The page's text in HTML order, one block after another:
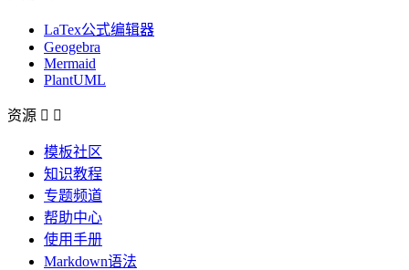
LaTex公式编辑器
Geogebra
Mermaid
PlantUML
资源  
模板社区
知识教程
专题频道
帮助中心
使用手册
Markdown语法